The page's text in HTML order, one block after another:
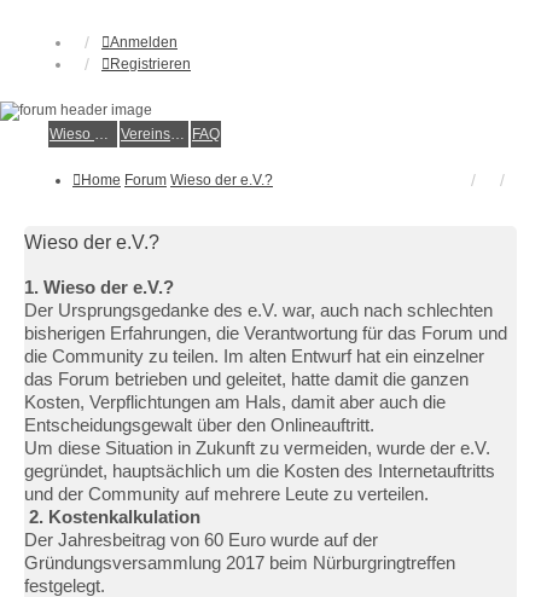
Anmelden
Registrieren
Wieso der e.V.? Vereinsmitglied werden FAQ
Home Forum Wieso der e.V.?
Wieso der e.V.?
1. Wieso der e.V.?
Der Ursprungsgedanke des e.V. war, auch nach schlechten
bisherigen Erfahrungen, die Verantwortung für das Forum und
die Community zu teilen. Im alten Entwurf hat ein einzelner
das Forum betrieben und geleitet, hatte damit die ganzen
Kosten, Verpflichtungen am Hals, damit aber auch die
Entscheidungsgewalt über den Onlineauftritt.
Um diese Situation in Zukunft zu vermeiden, wurde der e.V.
gegründet, hauptsächlich um die Kosten des Internetauftritts
und der Community auf mehrere Leute zu verteilen.
2. Kostenkalkulation
Der Jahresbeitrag von 60 Euro wurde auf der
Gründungsversammlung 2017 beim Nürburgringtreffen
festgelegt.